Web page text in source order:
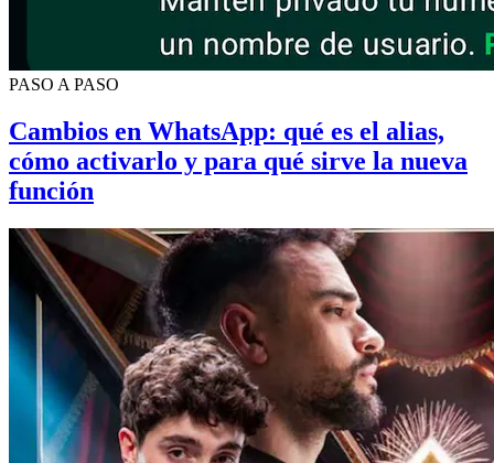
PASO A PASO
Cambios en WhatsApp: qué es el alias,
cómo activarlo y para qué sirve la nueva
función